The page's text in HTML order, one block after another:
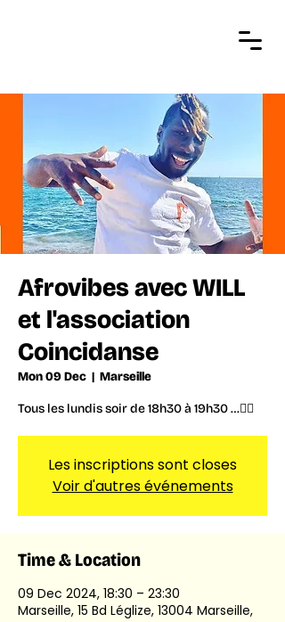
Afrovibes avec WILL
et l'association
Coincidanse
Mon 09 Dec
  |
Marseille
Tous les lundis soir de 18h30 à 19h30 …🤸‍♀️
Les inscriptions sont closes
Voir d'autres événements
Time & Location
09 Dec 2024, 18:30 – 23:30
Marseille, 15 Bd Léglize, 13004 Marseille,